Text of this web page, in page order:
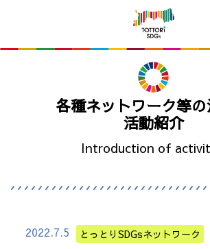
各種ネットワーク等
活動紹介
Introduction of
2022.7.5 とっとりSDGsネットワーク